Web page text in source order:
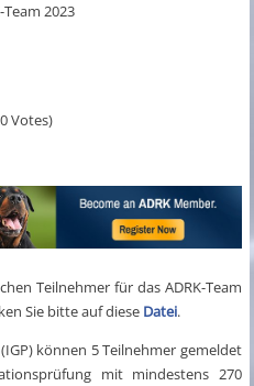
Team 2023
Votes)
Teilnehmer für das ADRK-Team
Sie bitte auf diese Datei.
können 5 Teilnehmer gemeldet
mit mindestens 270